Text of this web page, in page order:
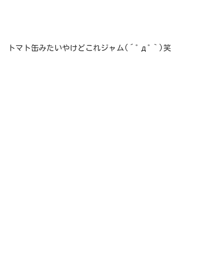
トマト缶みたいやけどこれジャム(´ﾟдﾟ｀)笑